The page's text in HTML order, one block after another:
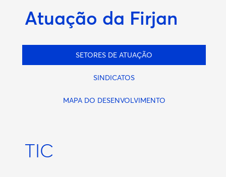
Atuação da Firjan
SETORES DE ATUAÇÃO
SINDICATOS
MAPA DO DESENVOLVIMENTO
TIC